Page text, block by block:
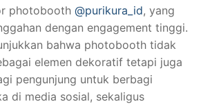
photobooth @purikura_id, yang
dengan engagement tinggi.
bahwa photobooth tidak
elemen dekoratif tetapi juga
pengunjung untuk berbagi
di media sosial, sekaligus